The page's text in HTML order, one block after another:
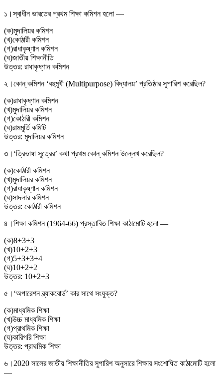
১।স্বাধীন ভারতের প্রথম শিক্ষা কমিশন হলো —
(ক)মুদালিয়র কমিশন
(খ)কোঠারী কমিশন
(গ)রাধাকৃষ্ণান কমিশন
(ঘ)জাতীয় শিক্ষানীতি
উত্তর: রাধাকৃষ্ণান কমিশন
২। কোন্ কমিশন ‘বহুমুখী (Multipurpose) বিদ্যালয়’ প্রতিষ্ঠার সুপারিশ করেছিল?
(ক)রাধাকৃষ্ণান কমিশন
(খ)মুদালিয়র কমিশন
(গ)কোঠারী কমিশন
(ঘ)রামমূর্তি কমিটি
উত্তর: মুদালিয়র কমিশন
৩। ‘ত্রিভাষা সূত্রের’ কথা প্রথম কোন্ কমিশন উল্লেখ করেছিল?
(ক)কোঠারী কমিশন
(খ)মুদালিয়র কমিশন
(গ)রাধাকৃষ্ণান কমিশন
(ঘ)সাদলার কমিশন
উত্তর: কোঠারী কমিশন
৪। শিক্ষা কমিশন (1964-66) প্রস্তাবিত শিক্ষা কাঠামোটি হলো —
(ক)8+3+3
(খ)10+2+3
(গ)5+3+3+4
(ঘ)10+2+2
উত্তর: 10+2+3
৫। ‘অপারেশন ব্ল্যাকবোর্ড’ কার সাথে সংযুক্ত?
(ক)মাধ্যমিক শিক্ষা
(খ)উচ্চ মাধ্যমিক শিক্ষা
(গ)প্রাথমিক শিক্ষা
(ঘ)কারিগরি শিক্ষা
উত্তর: প্রাথমিক শিক্ষা
৬। 2020 সালের জাতীয় শিক্ষানীতির সুপারিশ অনুসারে শিক্ষার সংশোধিত কাঠামোটি হলো
—